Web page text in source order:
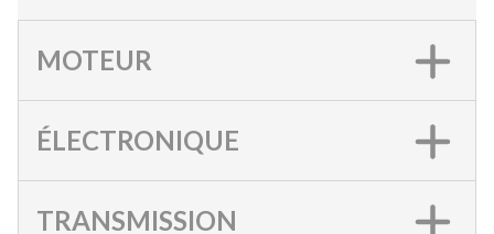
MOTEUR
ÉLECTRONIQUE
TRANSMISSION